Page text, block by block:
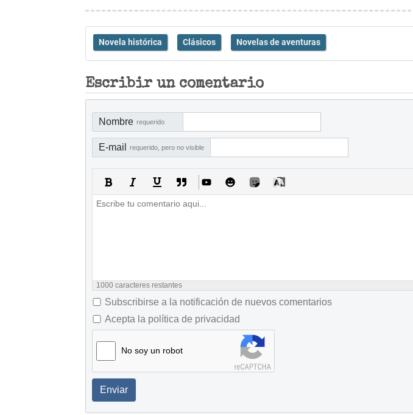
Novela histórica Clásicos Novelas de aventuras
Escribir un comentario
Nombre requerido
E-mail requerido, pero no visible
1000 caracteres restantes
Subscribirse a la notificación de nuevos comentarios
Acepta la política de privacidad
No soy un robot
Enviar